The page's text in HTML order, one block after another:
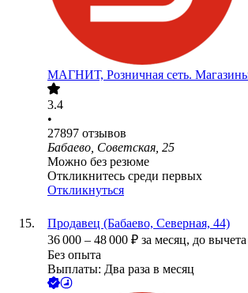
МАГНИТ, Розничная сеть.
3.4
•
27897 отзывов
Бабаево, Советская, 25
Можно без резюме
Откликнитесь среди первых
Откликнуться
Продавец (Бабаево, Северная, 44)
36 000 – 48 000 ₽ за месяц, до
Без опыта
Выплаты: Два раза в месяц